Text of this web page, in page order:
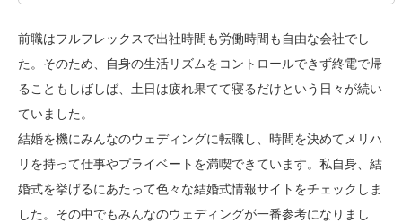
前職はフルフレックスで出社時間も労働時間も自由な会社でし
た。そのため、自身の生活リズムをコントロールできず終電で帰
ることもしばしば、土日は疲れ果てて寝るだけという日々が続い
ていました。
結婚を機にみんなのウェディングに転職し、時間を決めてメリハ
リを持って仕事やプライベートを満喫できています。私自身、結
婚式を挙げるにあたって色々な結婚式情報サイトをチェックしま
した。その中でもみんなのウェディングが一番参考になりまし